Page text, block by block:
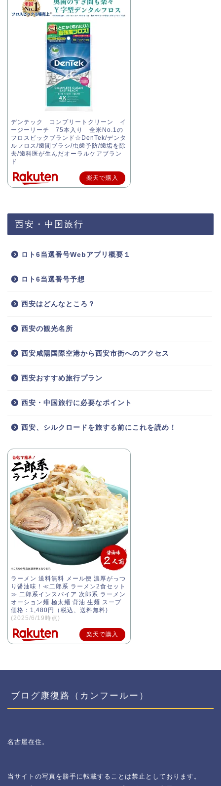
デンテック コンプリートクリーン イ
ージーリーチ 75本入り 全米No.1の
フロスピックブランド☆DenTek/デンタ
ルフロス/歯間ブラシ/虫歯予防/歯垢を除
去/歯科医が生んだオーラルケアブラン
ド
楽天で購入
西安・中国旅行
ロト6当選番号Webアプリ概要１
ロト6当選番号予想
西安はどんなところ？
西安の観光名所
西安咸陽国際空港から西安市街へのアクセス
西安おすすめ旅行プラン
西安・中国旅行に必要なポイント
西安、シルクロードを旅する前にこれを読め！
ラーメン 送料無料 メール便 濃厚がっつ
り醤油味！≪二郎系 ラーメン2食セット
≫ 二郎系インスパイア 次郎系 ラーメン
オーション麺 極太麺 背油 生麺 スープ
価格：1,480円（税込、送料無料)
(2025/6/19時点)
楽天で購入
ブログ康復路（カンフールー）
名古屋在住。
当サイトの写真を勝手に転載することは禁止としております。